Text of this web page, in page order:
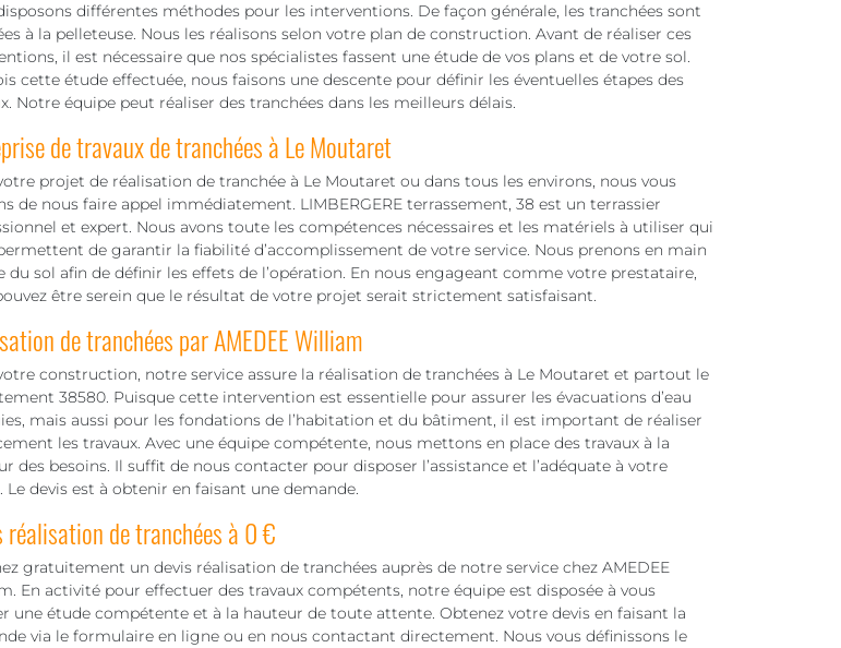
différentes méthodes pour les interventions. De façon générale, les tranchées sont
à la pelleteuse. Nous les réalisons selon votre plan de construction. Avant de réaliser ces
il est nécessaire que nos spécialistes fassent une étude de vos plans et de votre sol.
cette étude effectuée, nous faisons une descente pour définir les éventuelles étapes des
Notre équipe peut réaliser des tranchées dans les meilleurs délais.
de travaux de tranchées à Le Moutaret
projet de réalisation de tranchée à Le Moutaret ou dans tous les environs, nous vous
de nous faire appel immédiatement. LIMBERGERE terrassement, 38 est un terrassier
et expert. Nous avons toute les compétences nécessaires et les matériels à utiliser qui
de garantir la fiabilité d’accomplissement de votre service. Nous prenons en main
du sol afin de définir les effets de l’opération. En nous engageant comme votre prestataire,
être serein que le résultat de votre projet serait strictement satisfaisant.
de tranchées par AMEDEE William
construction, notre service assure la réalisation de tranchées à Le Moutaret et partout le
38580. Puisque cette intervention est essentielle pour assurer les évacuations d’eau
mais aussi pour les fondations de l’habitation et du bâtiment, il est important de réaliser
les travaux. Avec une équipe compétente, nous mettons en place des travaux à la
des besoins. Il suffit de nous contacter pour disposer l’assistance et l’adéquate à votre
Le devis est à obtenir en faisant une demande.
réalisation de tranchées à 0 €
gratuitement un devis réalisation de tranchées auprès de notre service chez AMEDEE
En activité pour effectuer des travaux compétents, notre équipe est disposée à vous
une étude compétente et à la hauteur de toute attente. Obtenez votre devis en faisant la
via le formulaire en ligne ou en nous contactant directement. Nous vous définissons le